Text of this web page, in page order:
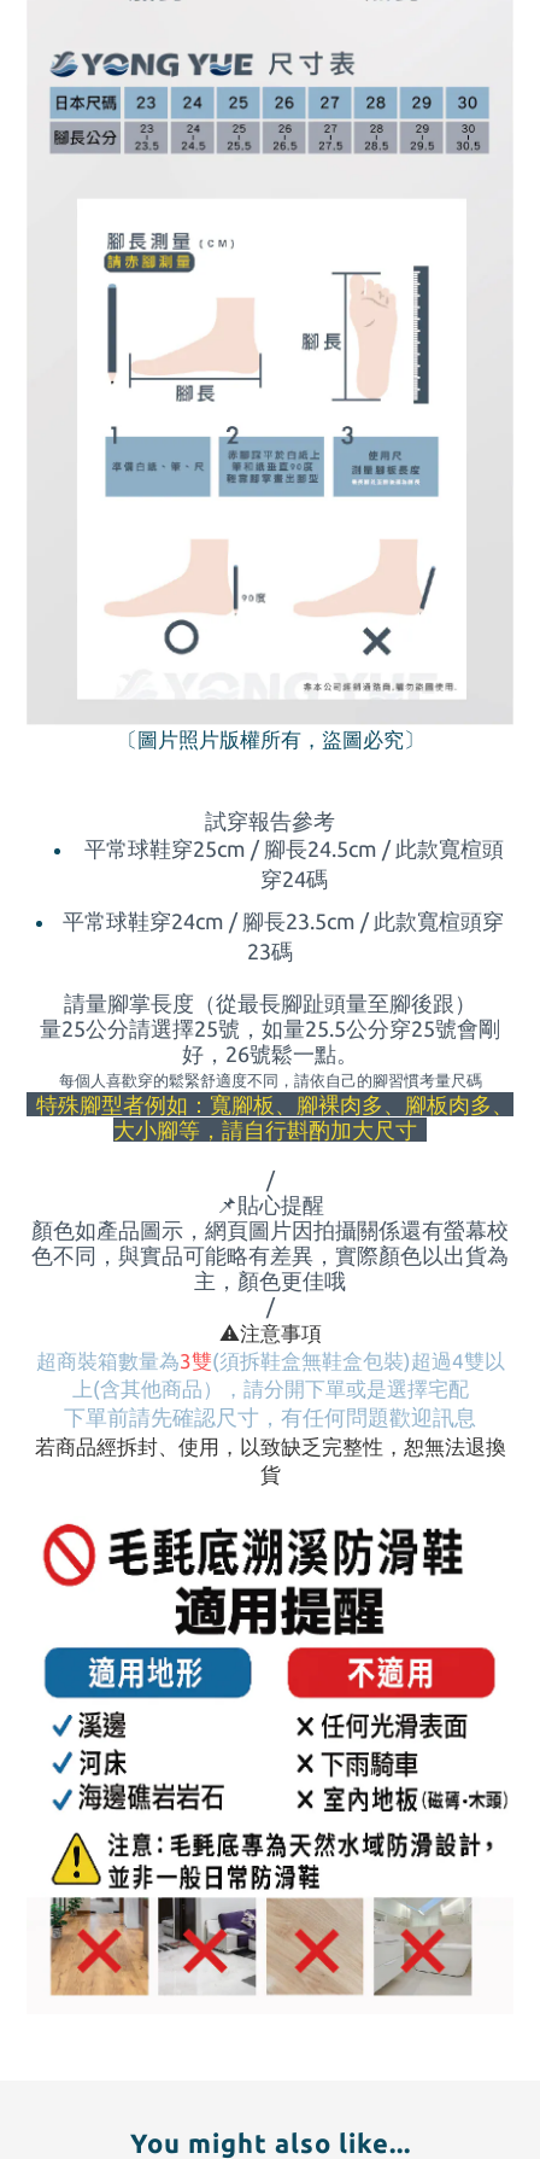
〔圖片照片版權所有，盜圖必究〕
試穿報告參考
平常球鞋穿25cm / 腳長24.5cm / 此款寬楦頭
穿24碼
平常球鞋穿24cm / 腳長23.5cm / 此款寬楦頭穿
23碼
請量腳掌長度（從最長腳趾頭量至腳後跟）
量25公分請選擇25號，如量25.5公分穿25號會剛
好， 26號鬆一點。
每個人喜歡穿的鬆緊舒適度不同，請依自己的腳習慣考量尺碼
特殊腳型者例如：寬腳板、腳裸肉多、腳板肉多、
大小腳等，請自行斟酌加大尺寸
/
📌貼心提醒
顏色如產品圖示，網頁圖片因拍攝關係還有螢幕校
色不同，與實品可能略有差異，實際顏色以出貨為
主，顏色更佳哦
/
⚠️注意事項
超商裝箱數量為3雙(須拆鞋盒無鞋盒包裝)超過4雙以
上(含其他商品） ，請分開下單或是選擇宅配
下單前請先確認尺寸，有任何問題歡迎訊息
若商品經拆封、使用，以致缺乏完整性，恕無法退換
貨
You might also like...